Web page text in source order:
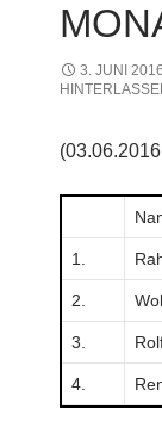
3. JUNI 2016
1.
2.
3.
4.